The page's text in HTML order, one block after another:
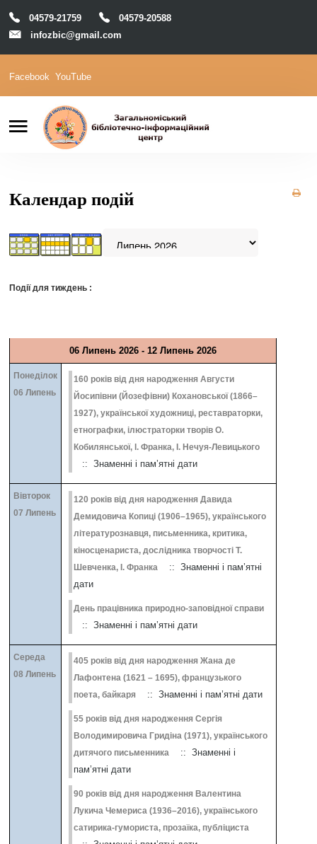
Головна
Відділи
М-Архів
Е-Каталог
04579-21759
04579-20588
infozbic@gmail.com
Пошук
Facebook YouTube
Календар подій
Події для тиждень :
06 Липень 2026 - 12 Липень 2026
Понеділок
06 Липень
160 років від дня народження Августи
Йосипівни (Йозефівни) Кохановської (1866–
1927), української художниці, реставраторки,
етнографки, ілюстраторки творів О.
Кобилянської, І. Франка, І. Нечуя-Левицького
:: Знаменні і пам’ятні дати
Вівторок
07 Липень
120 років від дня народження Давида
Демидовича Копиці (1906–1965), українського
літературознавця, письменника, критика,
кіносценариста, дослідника творчості Т.
Шевченка, І. Франка
:: Знаменні і пам’ятні
дати
День працівника природно-заповідної справи
:: Знаменні і пам’ятні дати
Середа
08 Липень
405 років від дня народження Жана де
Лафонтена (1621 – 1695), французького
поета, байкаря
:: Знаменні і пам’ятні дати
55 років від дня народження Сергія
Володимировича Гридіна (1971), українського
дитячого письменника
:: Знаменні і
пам’ятні дати
90 років від дня народження Валентина
Лукича Чемериса (1936–2016), українського
сатирика-гумориста, прозаїка, публіциста